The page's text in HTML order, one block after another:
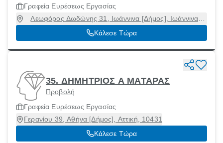
Γραφεία Ευρέσεως Εργασίας
Λεωφόρος Δωδώνης 31, Ιωάννινα [Δήμος], Ιωάννινα,
45332
Κάλεσε Τώρα
35. ΔΗΜΗΤΡΙΟΣ Α ΜΑΤΑΡΑΣ
Προβολή
Γραφεία Ευρέσεως Εργασίας
Γερανίου 39, Αθήνα [Δήμος], Αττική, 10431
Κάλεσε Τώρα